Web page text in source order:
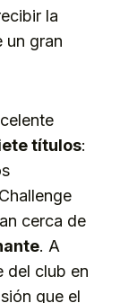
la
un gran
títulos:
cerca de
. A
del club en
que el